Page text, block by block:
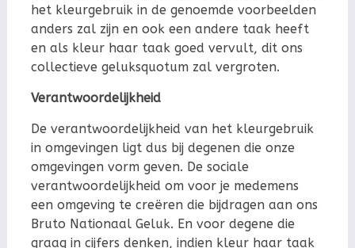
het kleurgebruik in de genoemde voorbeelden
anders zal zijn en ook een andere taak heeft
en als kleur haar taak goed vervult, dit ons
collectieve geluksquotum zal vergroten.
Verantwoordelijkheid
De verantwoordelijkheid van het kleurgebruik
in omgevingen ligt dus bij degenen die onze
omgevingen vorm geven. De sociale
verantwoordelijkheid om voor je medemens
een omgeving te creëren die bijdragen aan ons
Bruto Nationaal Geluk. En voor degene die
graag in cijfers denken, indien kleur haar taak